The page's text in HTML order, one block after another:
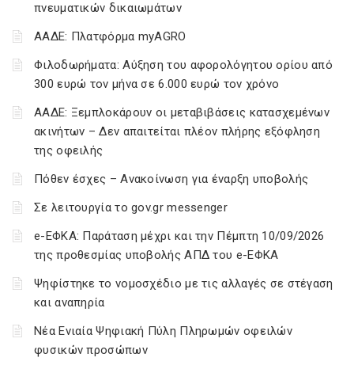
πνευματικών δικαιωμάτων
ΑΑΔΕ: Πλατφόρμα myAGRO
Φιλοδωρήματα: Αύξηση του αφορολόγητου ορίου από
300 ευρώ τον μήνα σε 6.000 ευρώ τον χρόνο
ΑΑΔΕ: Ξεμπλοκάρουν οι μεταβιβάσεις κατασχεμένων
ακινήτων – Δεν απαιτείται πλέον πλήρης εξόφληση
της οφειλής
Πόθεν έσχες – Ανακοίνωση για έναρξη υποβολής
Σε λειτουργία το gov.gr messenger
e-ΕΦΚΑ: Παράταση μέχρι και την Πέμπτη 10/09/2026
της προθεσμίας υποβολής ΑΠΔ του e-ΕΦΚΑ
Ψηφίστηκε το νομοσχέδιο με τις αλλαγές σε στέγαση
και αναπηρία
Νέα Ενιαία Ψηφιακή Πύλη Πληρωμών οφειλών
φυσικών προσώπων